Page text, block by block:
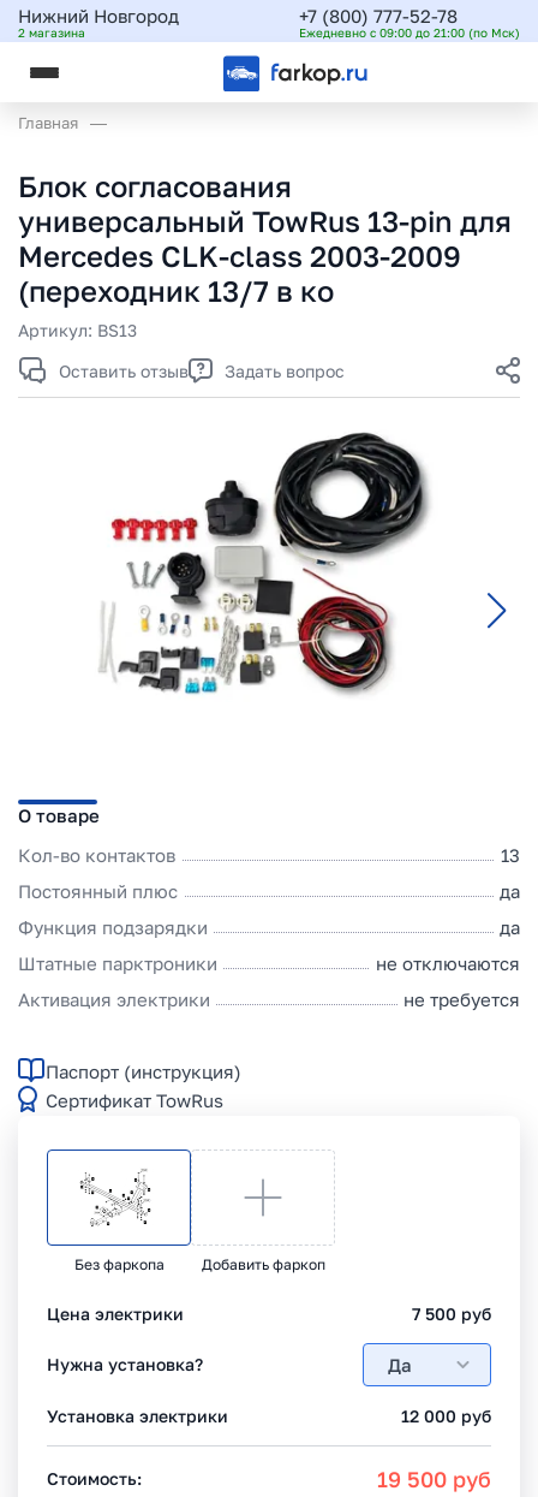
Нижний Новгород
2 магазина
+7 (800) 777-52-78
Ежедневно с 09:00 до 21:00 (по Мск)
Главная
Блок согласования
универсальный TowRus 13-pin для
Mercedes CLK-class 2003-2009
(переходник 13/7 в ко
Артикул: BS13
Оставить отзыв
Задать вопрос
О товаре
Кол-во контактов
13
Постоянный плюс
да
Функция подзарядки
да
Штатные парктроники
не отключаются
Активация электрики
не требуется
Паспорт (инструкция)
Сертификат TowRus
Без фаркопа Добавить фаркоп
Цена электрики 7 500 руб
Нужна установка? Да
Установка электрики 12 000 руб
Стоимость: 19 500 руб